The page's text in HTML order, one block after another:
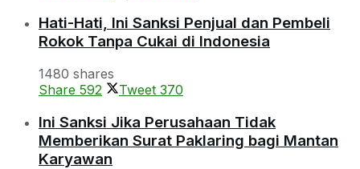
Hati-Hati, Ini Sanksi Penjual dan Pembeli
Rokok Tanpa Cukai di Indonesia
1480 shares
Share 592 Tweet 370
Ini Sanksi Jika Perusahaan Tidak
Memberikan Surat Paklaring bagi Mantan
Karyawan